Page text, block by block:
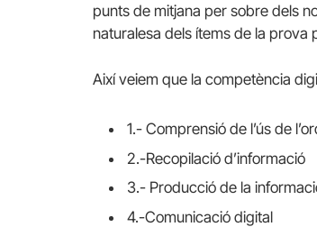
punts de mitjana per sobre dels
naturalesa dels ítems de la prova
Així veiem que la competència
1.- Comprensió de l’ús de
2.-Recopilació d’informació
3.- Producció de la
4.-Comunicació digital